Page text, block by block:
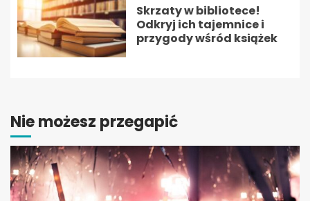
Skrzaty w bibliotece!
Odkryj ich tajemnice i
przygody wśród książek
Nie możesz przegapić